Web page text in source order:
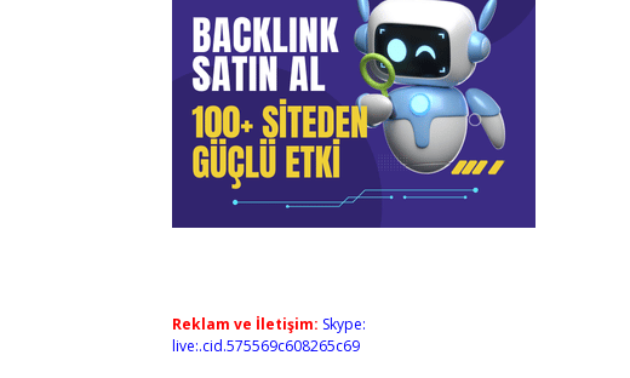
Reklam ve İletişim: Skype:
live:.cid.575569c608265c69